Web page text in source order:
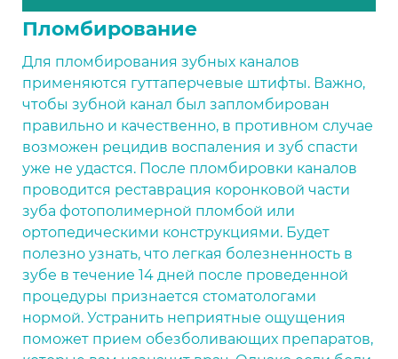
Пломбирование
Для пломбирования зубных каналов
применяются гуттаперчевые штифты. Важно,
чтобы зубной канал был запломбирован
правильно и качественно, в противном случае
возможен рецидив воспаления и зуб спасти
уже не удастся. После пломбировки каналов
проводится реставрация коронковой части
зуба фотополимерной пломбой или
ортопедическими конструкциями. Будет
полезно узнать, что легкая болезненность в
зубе в течение 14 дней после проведенной
процедуры признается стоматологами
нормой. Устранить неприятные ощущения
поможет прием обезболивающих препаратов,